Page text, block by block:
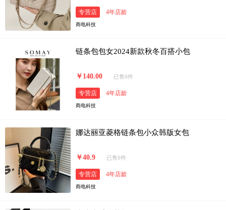
专营店 4年店龄
商电科技
链条包包女2024新款秋冬百搭小包
￥140.00 已售0件
专营店 4年店龄
商电科技
娜达丽亚菱格链条包小众韩版女包
￥40.9 已售0件
专营店 4年店龄
商电科技